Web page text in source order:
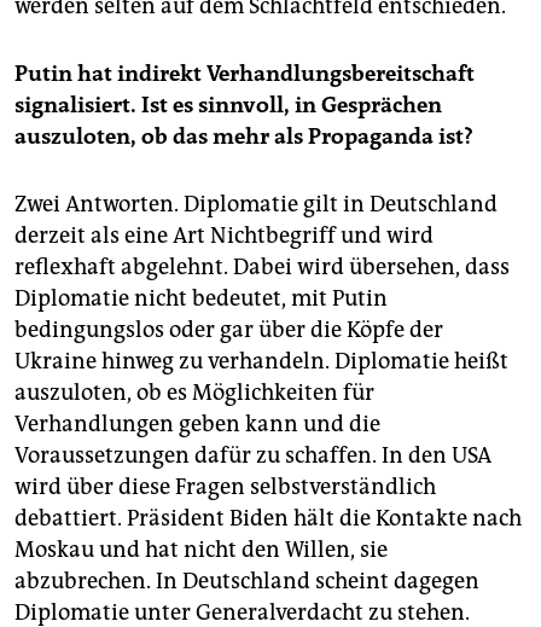
werden selten auf dem Schlachtfeld entschieden.
Putin hat indirekt Verhandlungsbereitschaft
signalisiert. Ist es sinnvoll, in Gesprächen
auszuloten, ob das mehr als Propaganda ist?
Zwei Antworten. Diplomatie gilt in Deutschland
derzeit als eine Art Nichtbegriff und wird
reflexhaft abgelehnt. Dabei wird übersehen, dass
Diplomatie nicht bedeutet, mit Putin
bedingungslos oder gar über die Köpfe der
Ukraine hinweg zu verhandeln. Diplomatie heißt
auszuloten, ob es Möglichkeiten für
Verhandlungen geben kann und die
Voraussetzungen dafür zu schaffen. In den USA
wird über diese Fragen selbstverständlich
debattiert. Präsident Biden hält die Kontakte nach
Moskau und hat nicht den Willen, sie
abzubrechen. In Deutschland scheint dagegen
Diplomatie unter Generalverdacht zu stehen.